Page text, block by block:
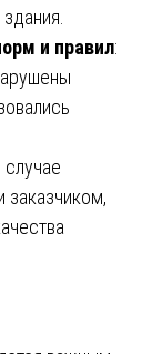
и правил:
случае
заказчиком,